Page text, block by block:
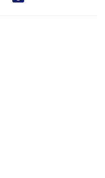
Rechtspraak.nl
Rechtspraak.nl
verlaat Rechtspraak.nl
- U verlaat Rechtspraak.nl
- U verlaat
nieuwsbrief - U verlaat